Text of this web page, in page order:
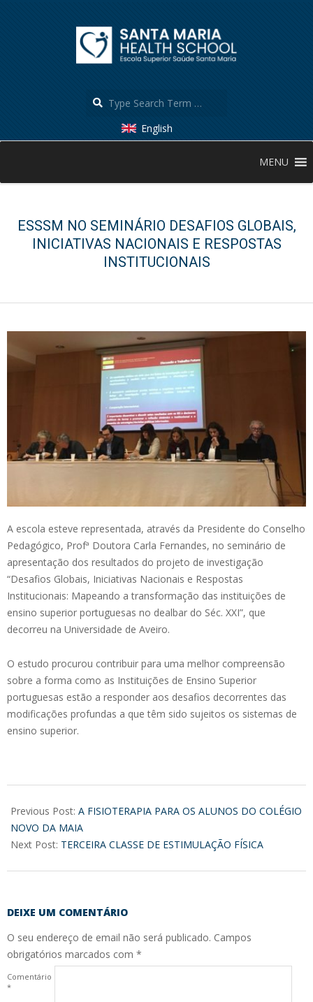
English
Menu
MENU
ESSSM NO SEMINÁRIO DESAFIOS GLOBAIS,
INICIATIVAS NACIONAIS E RESPOSTAS
INSTITUCIONAIS
A escola esteve representada, através da Presidente do Conselho
Pedagógico, Profª Doutora Carla Fernandes, no seminário de
apresentação dos resultados do projeto de investigação
“Desafios Globais, Iniciativas Nacionais e Respostas
Institucionais: Mapeando a transformação das instituições de
ensino superior portuguesas no dealbar do Séc. XXI”, que
decorreu na Universidade de Aveiro.
O estudo procurou contribuir para uma melhor compreensão
sobre a forma como as Instituições de Ensino Superior
portuguesas estão a responder aos desafios decorrentes das
modificações profundas a que têm sido sujeitos os sistemas de
ensino superior.
03-
09
Previous Post: A FISIOTERAPIA PARA OS ALUNOS DO COLÉGIO
NOVO DA MAIA
Next Post: TERCEIRA CLASSE DE ESTIMULAÇÃO FÍSICA
DEIXE UM COMENTÁRIO
O seu endereço de email não será publicado. Campos
obrigatórios marcados com *
Comentário
*